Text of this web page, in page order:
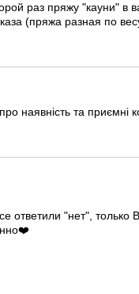
раз пряжу "кауни" в
(пряжа разная по
наявність та приємні
ответили "нет",